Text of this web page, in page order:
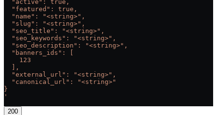
  "active": true,
  "featured": true,
  "name": "<string>",
  "slug": "<string>",
  "seo_title": "<string>",
  "seo_keywords": "<string>",
  "seo_description": "<string>",
  "banners_ids": [
    123
  ],
  "external_url": "<string>",
  "canonical_url": "<string>"
}
'
200